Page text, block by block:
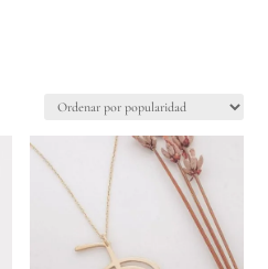
Ordenado
popularidad